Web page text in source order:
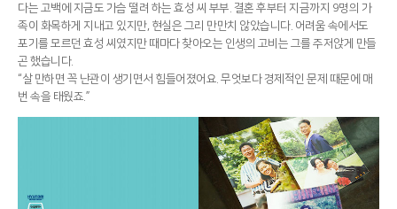
다는 고백에 지금도 가슴 떨려 하는 효성 씨 부부. 결혼 후부터 지금까지 9명의 가
족이 화목하게 지내고 있지만, 현실은 그리 만만치 않았습니다. 어려움 속에서도
포기를 모르던 효성 씨였지만 때마다 찾아오는 인생의 고비는 그를 주저앉게 만들
곤 했습니다.
“살 만하면 꼭 난관이 생기면서 힘들어졌어요. 무엇보다 경제적인 문제 때문에 매
번 속을 태웠죠.”